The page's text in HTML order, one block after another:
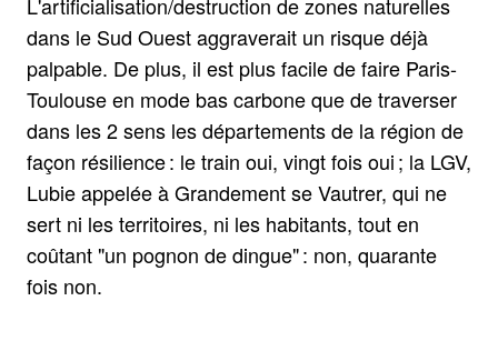
dans le Sud Ouest aggraverait un risque déjà
palpable. De plus, il est plus facile de faire Paris-
Toulouse en mode bas carbone que de traverser
dans les 2 sens les départements de la région de
façon résilience : le train oui, vingt fois oui ; la LGV,
Lubie appelée à Grandement se Vautrer, qui ne
sert ni les territoires, ni les habitants, tout en
coûtant "un pognon de dingue" : non, quarante
fois non.